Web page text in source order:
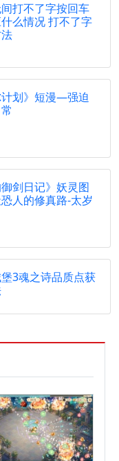
打不了字按回车
么情况 打不了字
计划》短漫—强迫
御剑日记》妖灵图
人的修真路-太岁
3魂之诗品质点获